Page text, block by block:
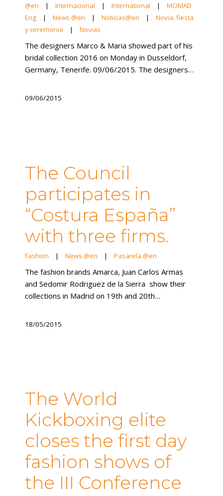
@en | Internacional | International |
MOMAD
Eng
| News @en | Noticias@en |
Novia, fiesta
y ceremonia
| Novias
The designers Marco & Maria showed part of his
bridal collection 2016 on Monday in Dusseldorf,
Germany, Tenerife. 09/06/2015. The designers…
09/06/2015
The Council
participates in
“Costura España”
with three firms.
Fashion | News @en | Pasarela @en
The fashion brands Amarca, Juan Carlos Armas
and Sedomir Rodriguez de la Sierra show their
collections in Madrid on 19th and 20th…
18/05/2015
The World
Kickboxing elite
closes the first day
fashion shows of
the III Conference